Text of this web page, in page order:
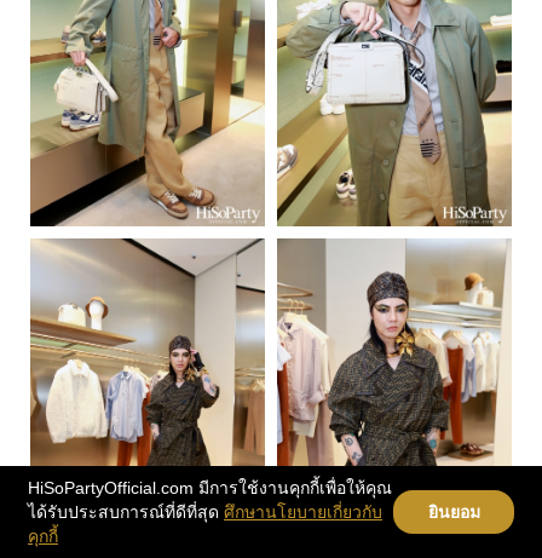
HiSoPartyOfficial.com มีการใช้งานคุกกี้เพื่อให้คุณ
ได้รับประสบการณ์ที่ดีที่สุด ศึกษานโยบายเกี่ยวกับ
คุกกี้
ยินยอม